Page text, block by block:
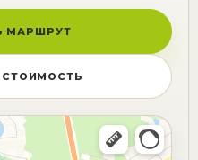
МАРШРУТ